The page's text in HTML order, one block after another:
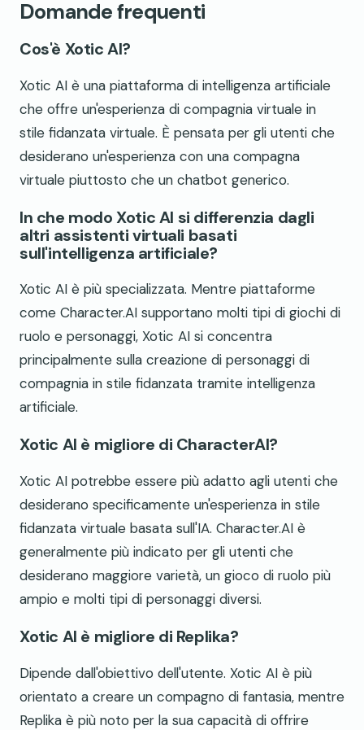
Domande frequenti
Cos'è Xotic AI?
Xotic AI è una piattaforma di intelligenza artificiale
che offre un'esperienza di compagnia virtuale in
stile fidanzata virtuale. È pensata per gli utenti che
desiderano un'esperienza con una compagna
virtuale piuttosto che un chatbot generico.
In che modo Xotic AI si differenzia dagli
altri assistenti virtuali basati
sull'intelligenza artificiale?
Xotic AI è più specializzata. Mentre piattaforme
come Character.AI supportano molti tipi di giochi di
ruolo e personaggi, Xotic AI si concentra
principalmente sulla creazione di personaggi di
compagnia in stile fidanzata tramite intelligenza
artificiale.
Xotic AI è migliore di CharacterAI?
Xotic AI potrebbe essere più adatto agli utenti che
desiderano specificamente un'esperienza in stile
fidanzata virtuale basata sull'IA. Character.AI è
generalmente più indicato per gli utenti che
desiderano maggiore varietà, un gioco di ruolo più
ampio e molti tipi di personaggi diversi.
Xotic AI è migliore di Replika?
Dipende dall'obiettivo dell'utente. Xotic AI è più
orientato a creare un compagno di fantasia, mentre
Replika è più noto per la sua capacità di offrire